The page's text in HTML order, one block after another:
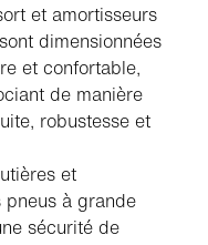
et amortisseurs
dimensionnées
et confortable,
de manière
robustesse et
et
à grande
sécurité de